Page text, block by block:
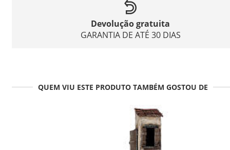
Devolução gratuita
GARANTIA DE ATÉ 30 DIAS
QUEM VIU ESTE PRODUTO TAMBÉM GOSTOU DE